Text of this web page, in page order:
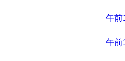
午前
午前